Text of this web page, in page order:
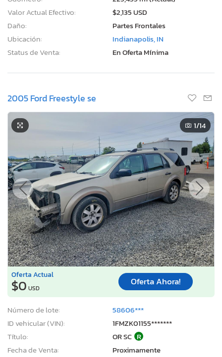
Valor Actual Efectivo:
$2,135 USD
Daño:
Partes Frontales
Ubicación:
Indianapolis, IN
Status de Venta:
En Oferta Mínima
2005 Ford Freestyle se
1/14
Oferta Actual
$0 USD
Oferta Ahora!
Número de lote:
58606***
ID vehicular (VIN):
1FMZK01155*******
Título:
OR SC R
Fecha de Venta:
Proximamente